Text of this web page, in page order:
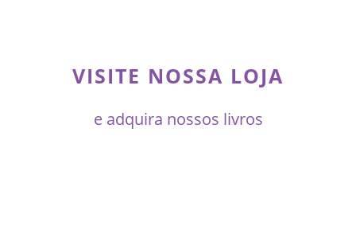
VISITE NOSSA LOJA
e adquira nossos livros